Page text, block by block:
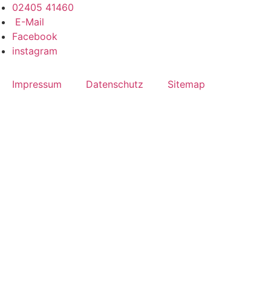
Zum
Inhalt
wechseln
02405 41460
E-Mail
Facebook
instagram
Impressum Datenschutz Sitemap